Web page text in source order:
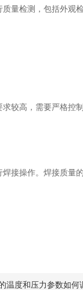
检测，包括外观检
求较高，需要严格控
操作。焊接质量的
温度和压力参数如何